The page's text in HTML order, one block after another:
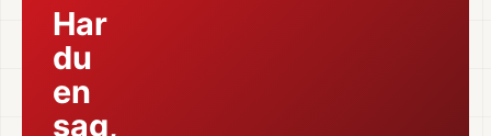
Har
du
en
sag,